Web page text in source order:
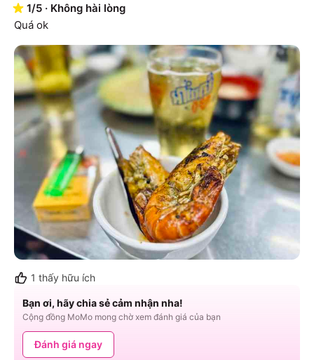
1/5 · Không hài lòng
Quá ok
1 thấy hữu ích
Bạn ơi, hãy chia sẻ cảm nhận nha!
Cộng đồng MoMo mong chờ xem đánh giá của bạn
Đánh giá ngay